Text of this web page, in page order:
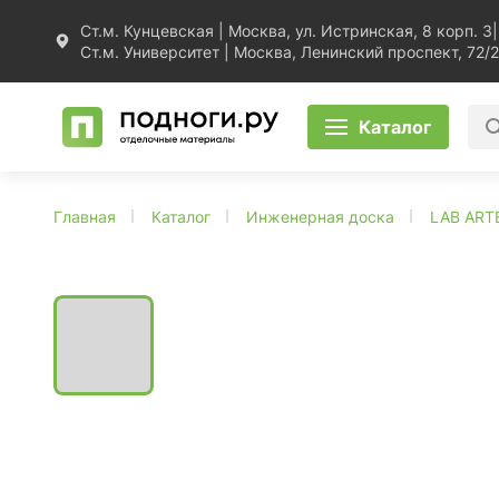
Ст.м. Кунцевская | Москва, ул. Истринская, 8 корп. 3
Ст.м. Университет | Москва, Ленинский проспект, 72/2
Каталог
Главная Каталог Инженерная доска LAB